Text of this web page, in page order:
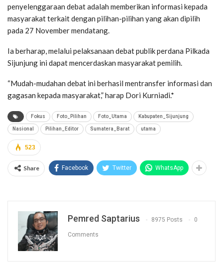
penyelenggaraan debat adalah memberikan informasi kepada
masyarakat terkait dengan pilihan-pilihan yang akan dipilih
pada 27 November mendatang.
Ia berharap, melalui pelaksanaan debat publik perdana Pilkada
Sijunjung ini dapat mencerdaskan masyarakat pemilih.
“Mudah-mudahan debat ini berhasil mentransfer informasi dan
gagasan kepada masyarakat,” harap Dori Kurniadi.*
Fokus Foto_Pilihan Foto_Utama Kabupaten_Sijunjung
Nasional Pilihan_Editor Sumatera_Barat utama
523
Share Facebook Twitter WhatsApp
Pemred Saptarius 8975 Posts 0
Comments